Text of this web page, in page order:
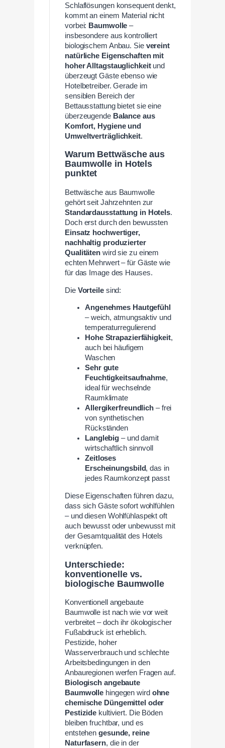
Schlaflösungen konsequent denkt,
kommt an einem Material nicht
vorbei: Baumwolle –
insbesondere aus kontrolliert
biologischem Anbau. Sie vereint
natürliche Eigenschaften mit
hoher Alltagstauglichkeitund
überzeugt Gäste ebenso wie
Hotelbetreiber. Gerade im
sensiblen Bereich der
Bettausstattung bietet sie eine
überzeugende Balance aus
Komfort, Hygiene und
Umweltverträglichkeit.
Warum Bettwäsche aus
Baumwolle in Hotels
punktet
Bettwäsche aus Baumwolle
gehört seit Jahrzehnten zur
Standardausstattung in Hotels.
Doch erst durch den bewussten
Einsatz hochwertiger,
nachhaltig produzierter
Qualitäten wird sie zu einem
echten Mehrwert – für Gäste wie
für das Image des Hauses.
Die Vorteile sind:
Angenehmes Hautgefühl
– weich, atmungsaktiv und
temperaturregulierend
Hohe Strapazierfähigkeit,
auch bei häufigem
Waschen
Sehr gute
Feuchtigkeitsaufnahme,
ideal für wechselnde
Raumklimate
Allergikerfreundlich – frei
von synthetischen
Rückständen
Langlebig – und damit
wirtschaftlich sinnvoll
Zeitloses
Erscheinungsbild, das in
jedes Raumkonzept passt
Diese Eigenschaften führen dazu,
dass sich Gäste sofort wohlfühlen
– und diesen Wohlfühlaspekt oft
auch bewusst oder unbewusst mit
der Gesamtqualität des Hotels
verknüpfen.
Unterschiede:
konventionelle vs.
biologische Baumwolle
Konventionell angebaute
Baumwolle ist nach wie vor weit
verbreitet – doch ihr ökologischer
Fußabdruck ist erheblich.
Pestizide, hoher
Wasserverbrauch und schlechte
Arbeitsbedingungen in den
Anbauregionen werfen Fragen auf.
Biologisch angebaute
Baumwolle hingegen wird ohne
chemische Düngemittel oder
Pestizide kultiviert. Die Böden
bleiben fruchtbar, und es
entstehengesunde, reine
Naturfasern, die in der